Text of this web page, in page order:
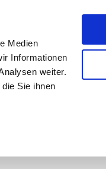
Medien
Informationen
weiter.
Sie ihnen